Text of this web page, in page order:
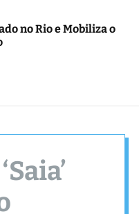
no Rio e Mobiliza o